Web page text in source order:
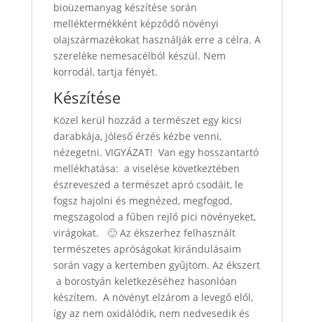
bioüzemanyag készítése során
melléktermékként képződő növényi
olajszármazékokat használják erre a célra. A
szereléke nemesacélból készül. Nem
korrodál, tartja fényét.
Készítése
Közel kerül hozzád a természet egy kicsi
darabkája, jóleső érzés kézbe venni,
nézegetni. VIGYÁZAT! Van egy hosszantartó
mellékhatása: a viselése következtében
észreveszed a természet apró csodáit, le
fogsz hajolni és megnézed, megfogod,
megszagolod a fűben rejlő pici növényeket,
virágokat. 🙂 Az ékszerhez felhasznált
természetes apróságokat kirándulásaim
során vagy a kertemben gyűjtöm. Az ékszert
a borostyán keletkezéséhez hasonlóan
készítem. A növényt elzárom a levegő elől,
így az nem oxidálódik, nem nedvesedik és